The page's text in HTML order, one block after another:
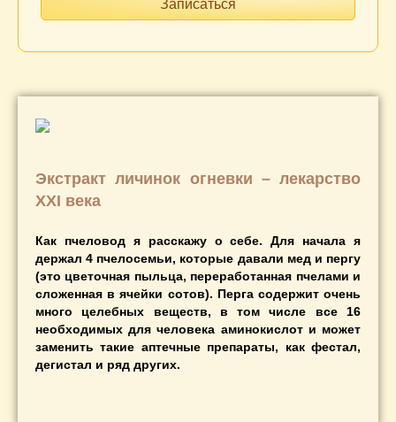
Экстракт личинок огневки – лекарство
XXI века
Как пчеловод я расскажу о себе. Для начала я
держал 4 пчелосемьи, которые давали мед и пергу
(это цветочная пыльца, переработанная пчелами и
сложенная в ячейки сотов). Перга содержит очень
много целебных веществ, в том числе все 16
необходимых для человека аминокислот и может
заменить такие аптечные препараты, как фестал,
дегистал и ряд других.